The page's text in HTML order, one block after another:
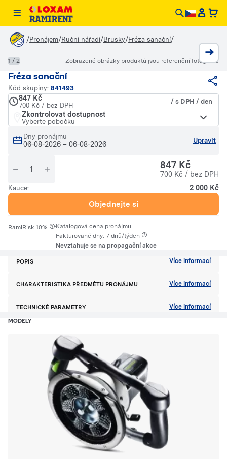
/Pronájem/Ruční nářadí/Brusky/Fréza sanační/
Fréza sanační
Kód skupiny: 841493
847 Kč
700 Kč / bez DPH
/ s DPH / den
Zkontrolovat dostupnost
Vyberte pobočku
Dny pronájmu
06-08-2026 – 06-08-2026 Upravit
847 Kč
700 Kč / bez DPH
Kauce: 2 000 Kč
Objednejte si
RamiRisk 10% ·Katalogová cena pronájmu.
Fakturované dny: 7 dnů/týden
Nevztahuje se na propagační akce
1 / 2 Zobrazené obrázky produktů jsou referenční fotografie
POPIS Více informací
CHARAKTERISTIKA PŘEDMĚTU PRONÁJMU Více informací
TECHNICKÉ PARAMETRY Více informací
MODELY